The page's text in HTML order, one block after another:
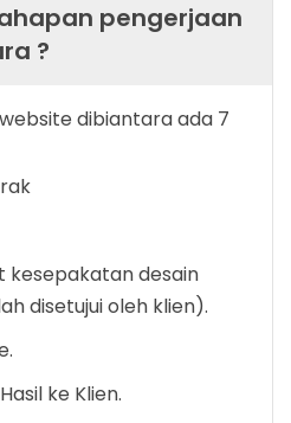
pengerjaan
?
dibiantara ada 7
kesepakatan desain
disetujui oleh klien).
ke Klien.